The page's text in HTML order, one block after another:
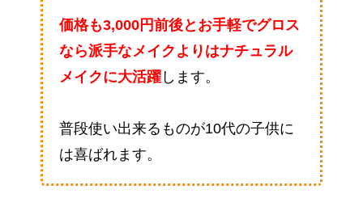
価格も3,000円前後とお手軽でグロス
なら派手なメイクよりはナチュラル
メイクに大活躍 します。
普段使い出来るものが10代の子供に
は喜ばれます。